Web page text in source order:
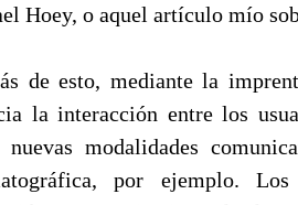
Hoey, o aquel artículo mío
de esto, mediante la
la interacción entre los
nuevas modalidades
por ejemplo.